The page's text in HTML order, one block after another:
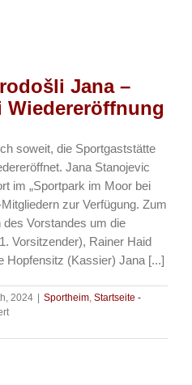
Jana –
Wiedereröffnung
soweit, die Sportgaststätte
Jana Stanojevic
im „Sportpark im Moor bei
zur Verfügung. Zum
Vorstandes um die
Vorsitzender), Rainer Haid
Hopfensitz (Kassier) Jana [...]
2024 Sportheim, Startseite -
für
–